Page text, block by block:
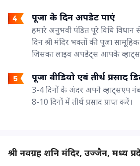
पूजा के दिन अपडेट पाएं
हमारे अनुभवी पंडित पूरे विधि
दिन श्री मंदिर भक्तों की पूजा
जिसका लाइव अपडेट्स आपके
पूजा वीडियो एबं तीर्थ प्रसाद
3-4 दिनों के अंदर अपने व्हाट्सएप
8-10 दिनों में तीर्थ प्रसाद प्राप्त करें।
श्री नवग्रह शनि मंदिर, उज्जैन, मध्य